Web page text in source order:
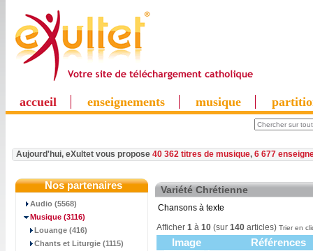
accueil enseignements musique
Aujourd'hui, eXultet vous propose 40 362 titres de musique, 6 677
Nos partenaires
Audio (5568)
Musique (3116)
Louange (416)
Chants et Liturgie (1115)
Variété Chrétienne
Chansons à texte
Afficher 1 à 10 (sur 140 articles) Trier en
Image Références